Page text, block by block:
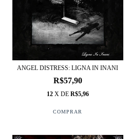
ANGEL DISTRESS: LIGNA IN INANI
R$57,90
12 X DE R$5,96